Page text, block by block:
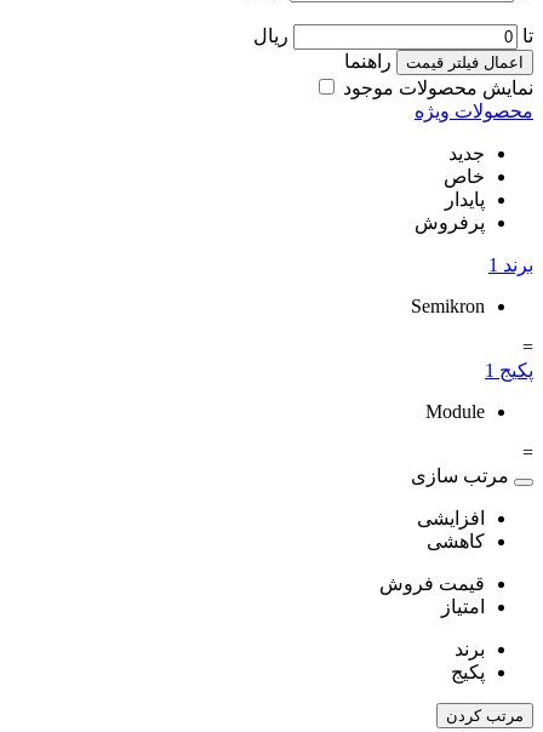
تا ریال
اعمال فیلتر قیمت
راهنما
نمایش محصولات موجود
محصولات ویژه
جدید
خاص
پایدار
پرفروش
برند 1
Semikron
=
پکیج 1
Module
=
مرتب سازی
افزایشی
کاهشی
قیمت فروش
امتیاز
برند
پکیج
مرتب کردن